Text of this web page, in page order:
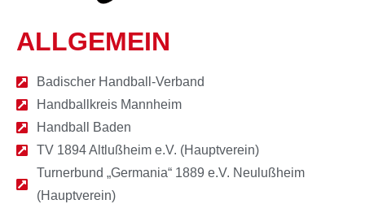
ALLGEMEIN
Badischer Handball-Verband
Handballkreis Mannheim
Handball Baden
TV 1894 Altlußheim e.V. (Hauptverein)
Turnerbund „Germania“ 1889 e.V. Neulußheim
(Hauptverein)